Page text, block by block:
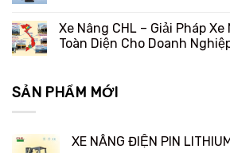
Xe Nâng CHL – Giải Pháp
Toàn Diện Cho Doanh
SẢN PHẨM MỚI
XE NÂNG ĐIỆN PIN